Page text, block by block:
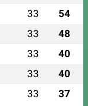
33 54
33 48
33 40
33 40
33 37